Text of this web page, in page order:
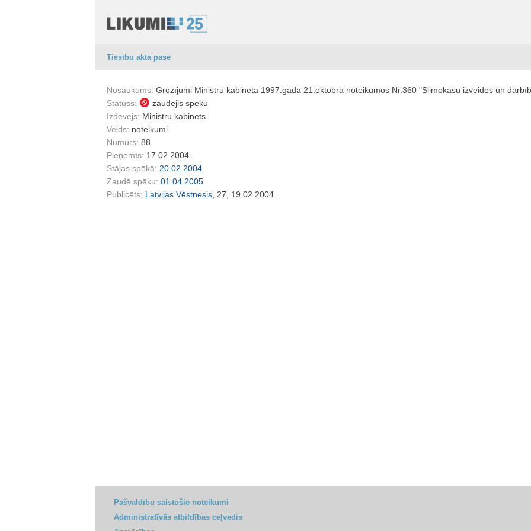
Tiesību akta pase
Nosaukums: Grozījumi Ministru kabineta 1997.gada 21.oktobra noteikumos Nr.360 "Slimokasu izveides un
Statuss:
zaudējis spēku
Izdevējs: Ministru kabinets
Veids: noteikumi
Numurs: 88
Pieņemts: 17.02.2004.
Stājas spēkā: 20.02.2004.
Zaudē spēku: 01.04.2005.
Publicēts: Latvijas Vēstnesis , 27, 19.02.2004.
Pašvaldību saistošie noteikumi
Administratīvās atbildības ceļvedis